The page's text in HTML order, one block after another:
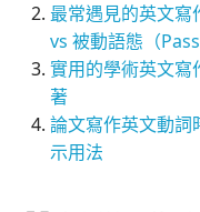
最常遇見的英文寫
vs 被動語態（
實用的學術英文寫
著
論文寫作英文動詞
示用法